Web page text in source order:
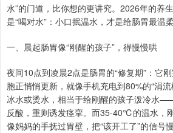
水”的门道，比你想的更讲究。2026年的养
是“喝对水”：小口抿温水，才是给肠胃最温柔
一、晨起肠胃像“刚醒的孩子”，得慢慢哄
夜间10点到凌晨2点是肠胃的“修复期”：它
胞正悄悄更新，就像手机充电到80%的“涓
冰水或烫水，相当于给刚醒的孩子泼冷水
反酸，重则诱发痉挛。而35-40℃的温水，
像妈妈的手抚过胃壁，把“该开工了”的信号